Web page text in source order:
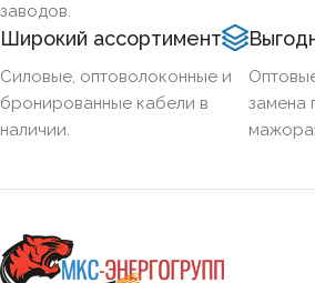
заводов.
Широкий ассортимент
Силовые, оптоволоконные и
бронированные кабели в
наличии.
замена